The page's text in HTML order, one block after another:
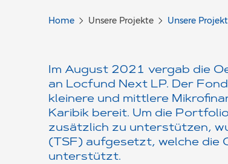
Home Unsere Projekte Unsere
Im August 2021 vergab die
an Locfund Next LP. Der
kleinere und mittlere
Karibik bereit. Um die
zusätzlich zu unterstützen,
(TSF) aufgesetzt, welche die
unterstützt.